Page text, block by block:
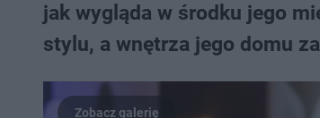
jak wygląda w środku jego
stylu, a wnętrza jego domu